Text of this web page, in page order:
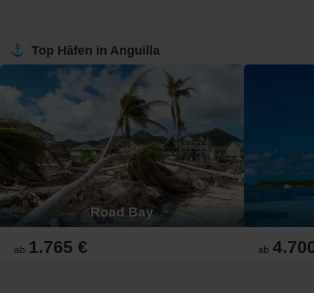
Top Häfen in Anguilla
Road Bay
ab 1.765 € ab